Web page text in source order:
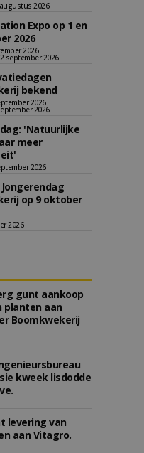
2026
Expo op 1 en
2026
2026
september 2026
bekend
2026
2026
'Natuurlijke
meer
2026
op 9 oktober
2026
gunt aankoop
planten aan
Boomkwekerij
kweek lisdodde
levering van
aan Vitagro.